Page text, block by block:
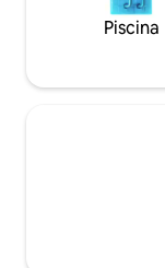
Piscina